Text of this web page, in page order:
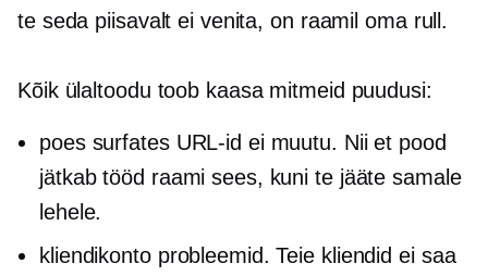
te seda piisavalt ei venita, on raamil oma rull.
Kõik ülaltoodu toob kaasa mitmeid puudusi:
poes surfates URL-id ei muutu. Nii et pood
jätkab tööd raami sees, kuni te jääte samale
lehele.
kliendikonto probleemid. Teie kliendid ei saa